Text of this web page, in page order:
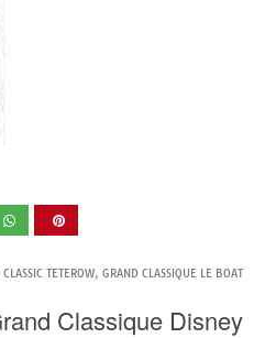
TETEROW, GRAND CLASSIQUE LE BOAT
Classique Disney